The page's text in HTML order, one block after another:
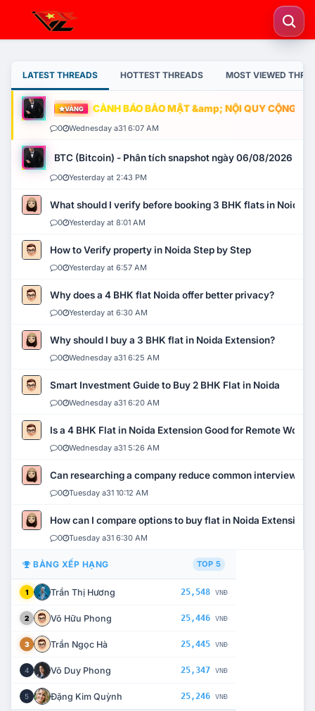
LATEST THREADS HOTTEST THREADS MOST VIEWED
VÀNG CẢNH BÁO BẢO MẬT &amp; NỘI QUY CỘNG
0 Wednesday a31 6:07 AM
BTC (Bitcoin) - Phân tích snapshot ngày 06/08/2026
0 Yesterday at 2:43 PM
What should I verify before booking 3 BHK flats in Noida?
0 Yesterday at 8:01 AM
How to Verify property in Noida Step by Step
0 Yesterday at 6:57 AM
Why does a 4 BHK flat Noida offer better privacy?
0 Yesterday at 6:30 AM
Why should I buy a 3 BHK flat in Noida Extension?
0 Wednesday a31 6:25 AM
Smart Investment Guide to Buy 2 BHK Flat in Noida
0 Wednesday a31 6:20 AM
Is a 4 BHK Flat in Noida Extension Good for Remote Work?
0 Wednesday a31 5:26 AM
Can researching a company reduce common interview
0 Tuesday a31 10:12 AM
How can I compare options to buy flat in Noida Extension?
0 Tuesday a31 6:30 AM
BẢNG XẾP HẠNG TOP 5
1 Trần Thị Hương 25,548 VNĐ
2 Võ Hữu Phong 25,446 VNĐ
3 Trần Ngọc Hà 25,445 VNĐ
4 Võ Duy Phong 25,347 VNĐ
5 Đặng Kim Quỳnh 25,246 VNĐ